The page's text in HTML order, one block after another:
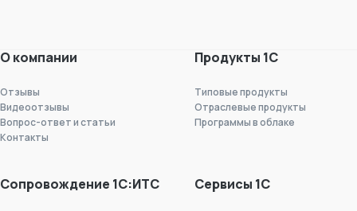
О компании
Отзывы
Видеоотзывы
Вопрос-ответ и статьи
Контакты
Продукты 1С
Типовые продукты
Отраслевые продукты
Программы в облаке
Сопровождение 1С:ИТС Сервисы 1С